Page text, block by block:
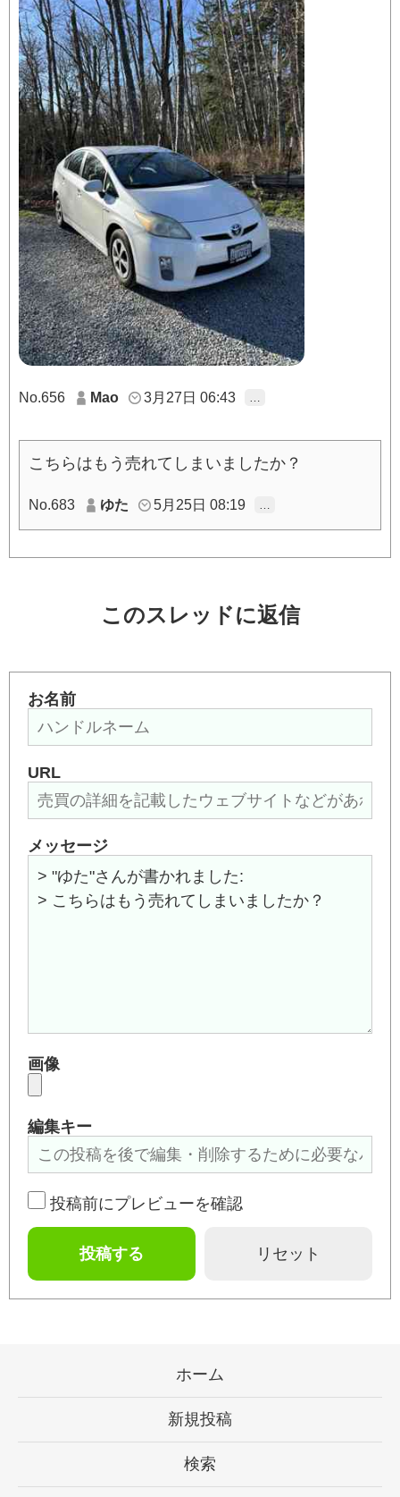
No.656 Mao 3月27日 06:43 …
こちらはもう売れてしまいましたか？
No.683 ゆた 5月25日 08:19 …
このスレッドに返信
お名前
URL
メッセージ
画像
編集キー
投稿前にプレビューを確認
ホーム
新規投稿
検索